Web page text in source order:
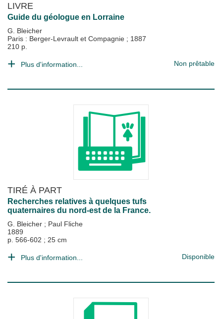
LIVRE
Guide du géologue en Lorraine
G. Bleicher
Paris : Berger-Levrault et Compagnie ; 1887
210 p.
Plus d'information... Non prêtable
TIRÉ À PART
Recherches relatives à quelques tufs
quaternaires du nord-est de la France.
G. Bleicher ; Paul Fliche
1889
p. 566-602 ; 25 cm
Plus d'information... Disponible